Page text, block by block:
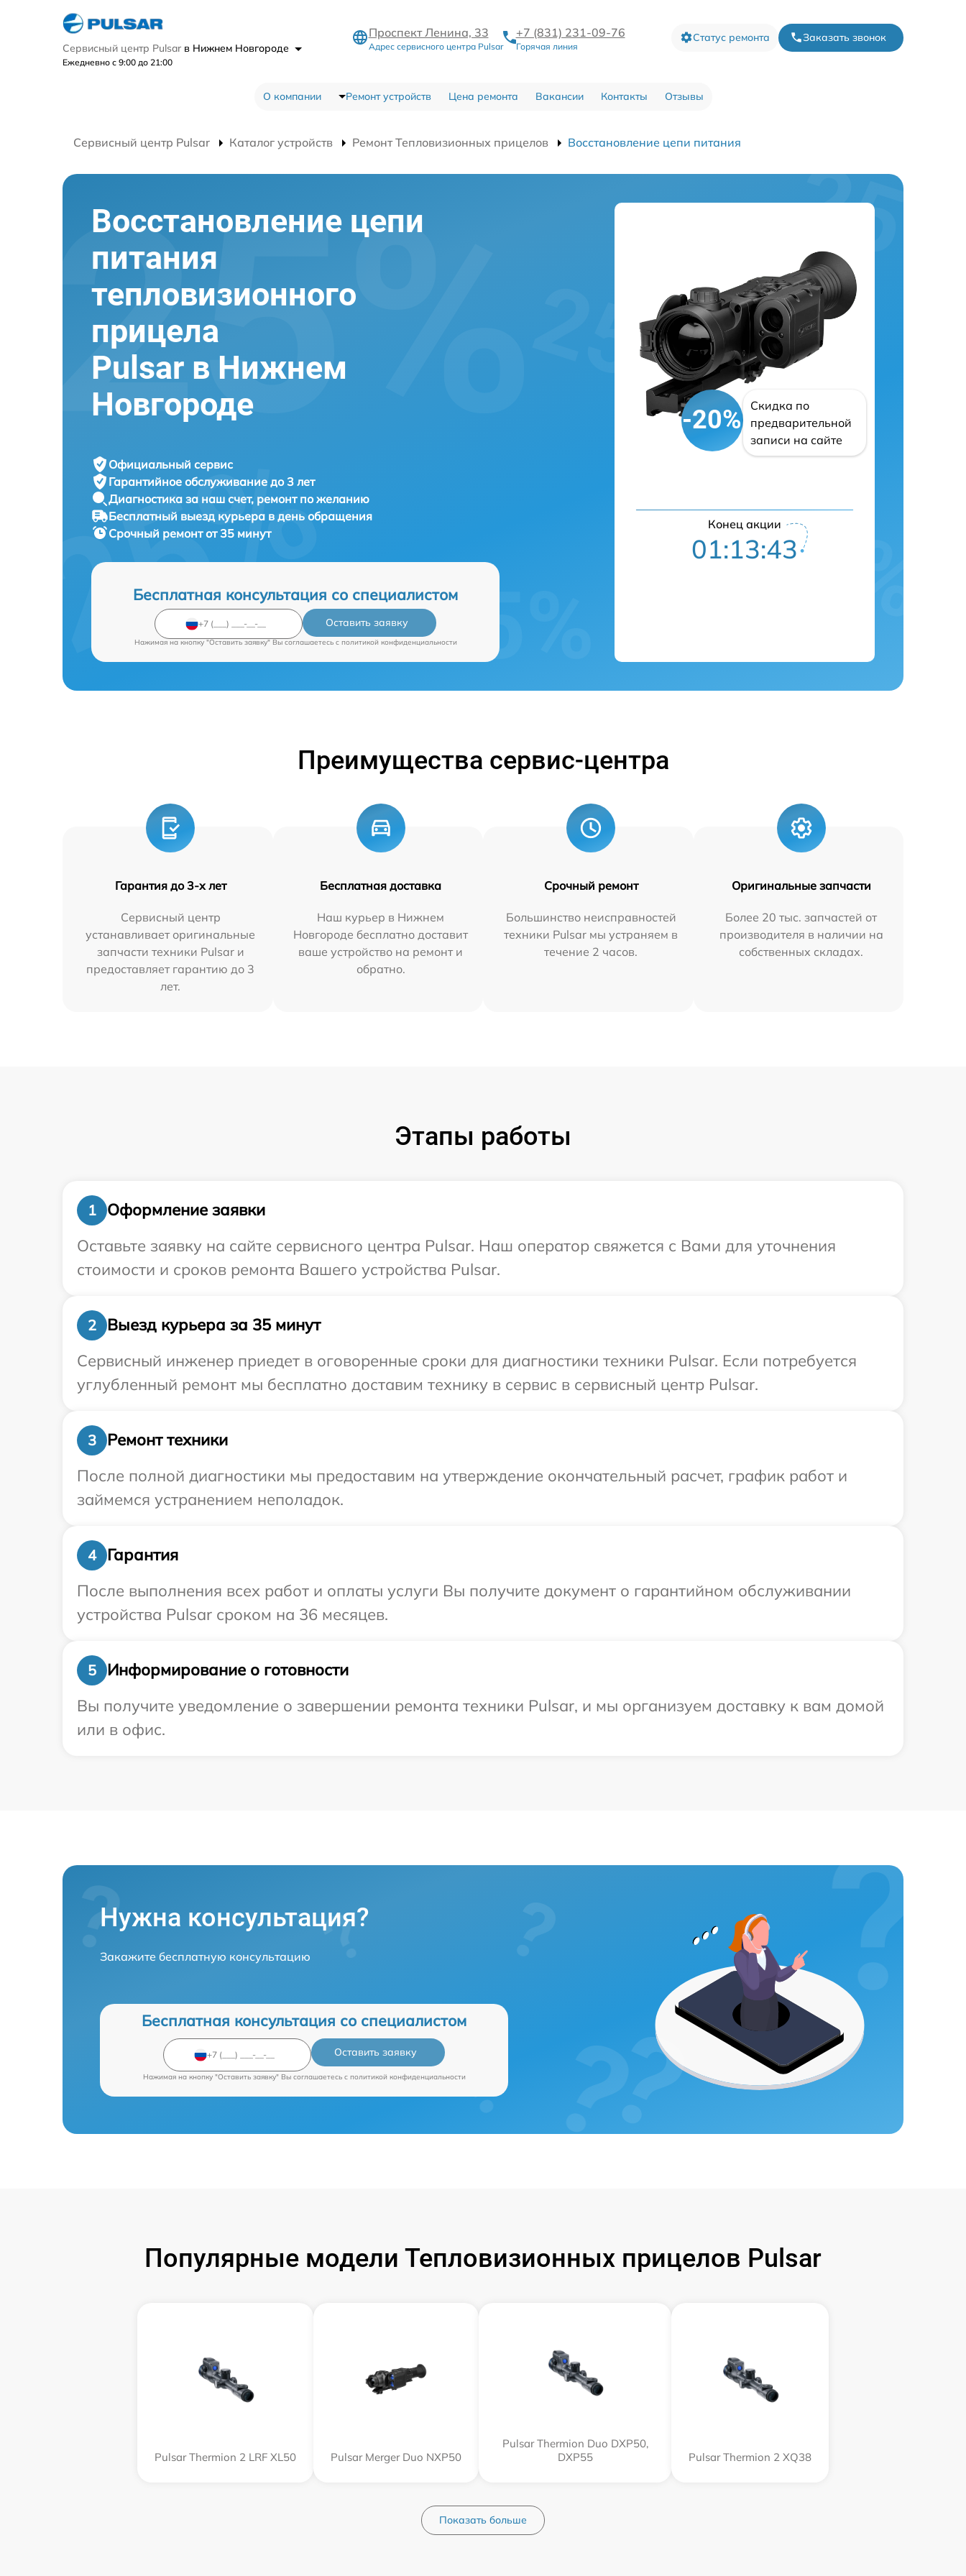
Сервисный центр Pulsar в Нижнем Новгороде
Ежедневно с 9:00 до 21:00
Проспект Ленина, 33
Адрес сервисного центра Pulsar
+7 (831) 231-09-76
Горячая линия
Статус ремонта Заказать звонок
О компании Ремонт устройств Цена ремонта Вакансии Контакты Отзывы
Сервисный центр Pulsar Каталог устройств Ремонт Тепловизионных прицелов Восстановление цепи питания
Восстановление цепи
питания
тепловизионного
прицела
Pulsar в Нижнем
Новгороде
Официальный сервис
Гарантийное обслуживание до 3 лет
Диагностика за наш счет, ремонт по желанию
Бесплатный выезд курьера в день обращения
Срочный ремонтот 35 минут
Бесплатная консультация со специалистом
Оставить заявку
Нажимая на кнопку "Оставить заявку" Вы соглашаетесь c политикой конфиденциальности
-20%
Скидка по
предварительной
записи на сайте
Конец акции
01:13:43
Преимущества сервис-центра
Гарантия до 3-х лет
Сервисный центр
устанавливает оригинальные
запчасти техники Pulsar и
предоставляет гарантию до 3
лет.
Бесплатная доставка
Наш курьер в Нижнем
Новгороде бесплатно доставит
ваше устройство на ремонт и
обратно.
Срочный ремонт
Большинство неисправностей
техники Pulsar мы устраняем в
течение 2 часов.
Оригинальные запчасти
Более 20 тыс. запчастей от
производителя в наличии на
собственных складах.
Этапы работы
1
Оформление заявки
Оставьте заявку на сайте сервисного центра Pulsar. Наш оператор свяжется с Вами для уточнения
стоимости и сроков ремонта Вашего устройства Pulsar.
2
Выезд курьера за 35 минут
Сервисный инженер приедет в оговоренные сроки для диагностики техники Pulsar. Если потребуется
углубленный ремонт мы бесплатно доставим технику в сервис в сервисный центр Pulsar.
3
Ремонт техники
После полной диагностики мы предоставим на утверждение окончательный расчет, график работ и
займемся устранением неполадок.
4
Гарантия
После выполнения всех работ и оплаты услуги Вы получите документ о гарантийном обслуживании
устройства Pulsar сроком на 36 месяцев.
5
Информирование о готовности
Вы получите уведомление о завершении ремонта техники Pulsar, и мы организуем доставку к вам домой
или в офис.
Нужна консультация?
Закажите бесплатную консультацию
Бесплатная консультация со специалистом
Оставить заявку
Нажимая на кнопку "Оставить заявку" Вы соглашаетесь c политикой конфиденциальности
Популярные модели Тепловизионных прицелов Pulsar
Pulsar Thermion 2 LRF XL50 Pulsar Merger Duo NXP50
Pulsar Thermion Duo DXP50,
DXP55
Pulsar Thermion 2 XQ38
Показать больше